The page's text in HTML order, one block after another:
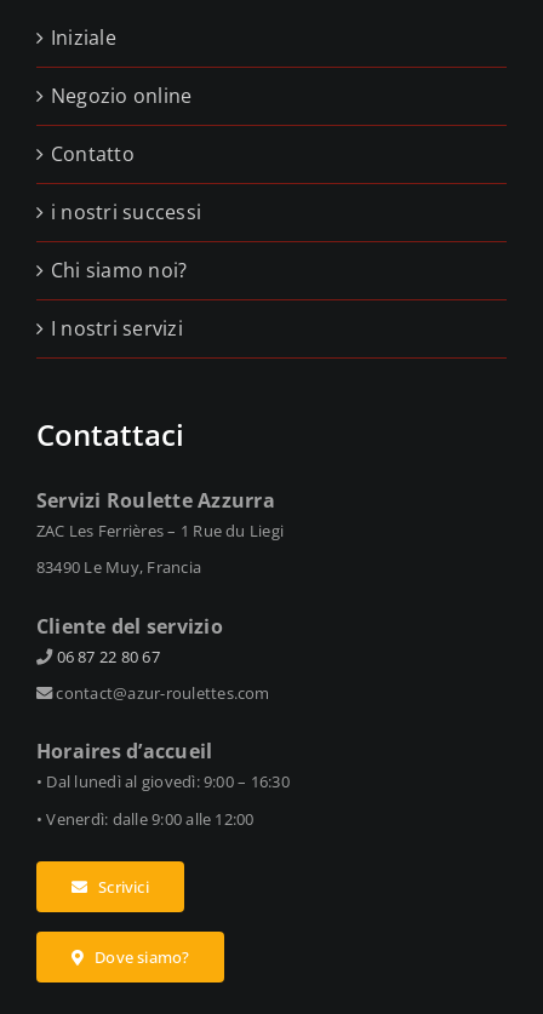
Iniziale
Negozio online
Contatto
i nostri successi
Chi siamo noi?
I nostri servizi
Contattaci
Servizi Roulette Azzurra
ZAC Les Ferrières – 1 Rue du Liegi
83490 Le Muy, Francia
Cliente del servizio
06 87 22 80 67
contact@azur-roulettes.com
Horaires d’accueil
• Dal lunedì al giovedì: 9:00 – 16:30
• Venerdì: dalle 9:00 alle 12:00
Scrivici
Dove siamo?